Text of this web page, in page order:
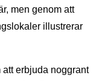
men genom att
illustrerar
erbjuda noggrant